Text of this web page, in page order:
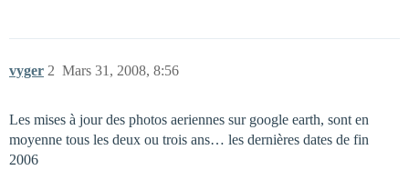
vyger Mars 31, 2008, 8:56
2
Les mises à jour des photos aeriennes sur google earth, sont en
moyenne tous les deux ou trois ans… les dernières dates de fin
2006